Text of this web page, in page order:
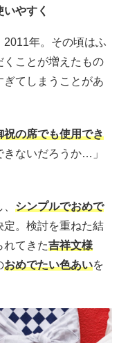
やすく
2011年。その頃はふ
くことが増えたもの
てしまうことがあ
祝の席でも使用でき
きないだろうか…」
シンプルでおめで
定。検討を重ねた結
れてきた吉祥文様
おめでたい色あいを